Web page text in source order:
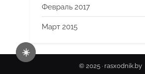
☀️
Февраль 2017
Март 2015
© 2025 · rasxodnik.by